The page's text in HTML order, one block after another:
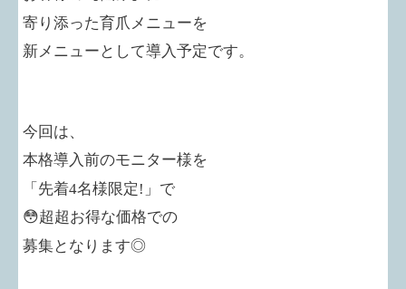
寄り添った育爪メニューを
新メニューとして導入予定です。
今回は、
本格導入前のモニター様を
「先着4名様限定!」で
😳超超お得な価格での
募集となります◎